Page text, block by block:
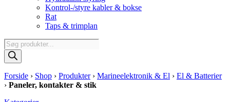
Kontrol-/styre kabler & bokse
Rat
Taps & trimplan
Products
search
Forside › Shop › Produkter› Marineelektronik & El › El & Batterier
› Paneler, kontakter & stik